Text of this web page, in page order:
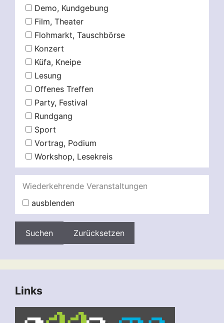
Demo, Kundgebung
Film, Theater
Flohmarkt, Tauschbörse
Konzert
Küfa, Kneipe
Lesung
Offenes Treffen
Party, Festival
Rundgang
Sport
Vortrag, Podium
Workshop, Lesekreis
Wiederkehrende Veranstaltungen
ausblenden
Zurücksetzen
Links